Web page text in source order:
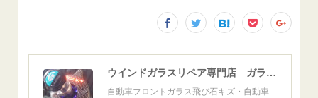
ウインドガラスリペア専門店 ガラスリペア・ヨシダ グラスウェルドジャパン 正規施工店 小松市
自動車フロントガラス飛び石キズ・自動車